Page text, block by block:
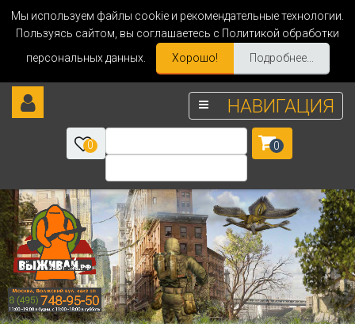
Мы используем файлы cookie и рекомендательные технологии.
Пользуясь сайтом, вы соглашаетесь с Политикой обработки
персональных данных.
Хорошо! Подробнее...
НАВИГАЦИЯ
0 0